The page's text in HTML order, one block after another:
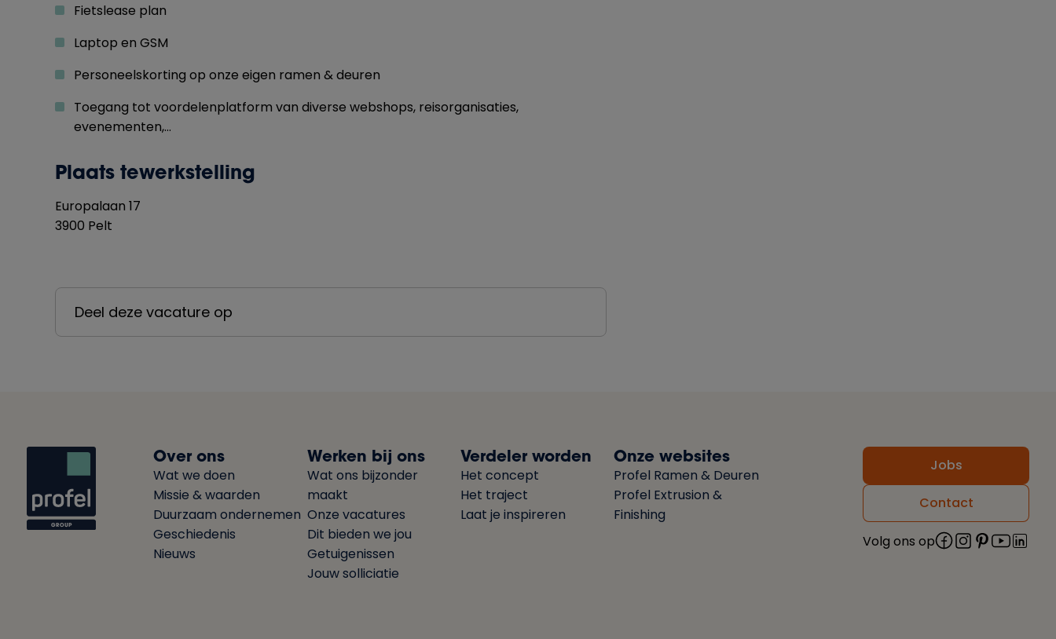
Fietslease plan
Laptop en GSM
Personeelskorting op onze eigen ramen & deuren
Toegang tot voordelenplatform van diverse webshops, reisorganisaties,
evenementen,…
Plaats tewerkstelling
Europalaan 17
3900 Pelt
Deel deze vacature op
Over ons
Wat we doen
Missie & waarden
Duurzaam ondernemen
Geschiedenis
Nieuws
Werken bij ons
Wat ons bijzonder
maakt
Onze vacatures
Dit bieden we jou
Getuigenissen
Jouw solliciatie
Verdeler worden
Het concept
Het traject
Laat je inspireren
Onze websites
Profel Ramen & Deuren
Profel Extrusion &
Finishing
Jobs
Contact
Volg ons op